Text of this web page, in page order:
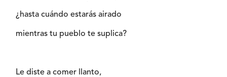
¿hasta cuándo estarás airado
mientras tu pueblo te suplica?
Le diste a comer llanto,